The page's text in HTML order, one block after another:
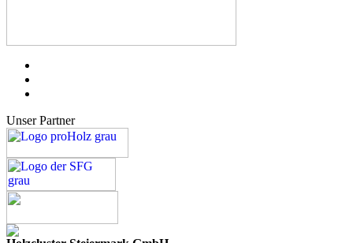
Unser Partner